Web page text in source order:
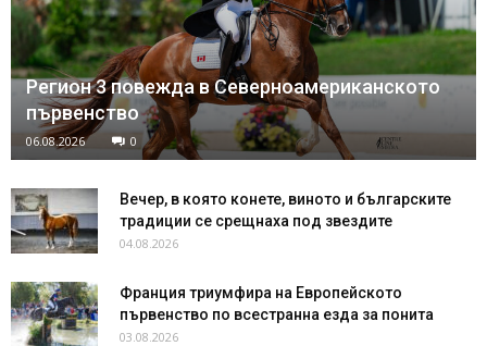
Регион 3 повежда в Северноамериканското
първенство
06.08.2026 0
Вечер, в която конете, виното и българските
традиции се срещнаха под звездите
04.08.2026
Франция триумфира на Европейското
първенство по всестранна езда за понита
03.08.2026